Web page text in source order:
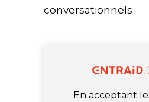
conversationnels
En acceptant